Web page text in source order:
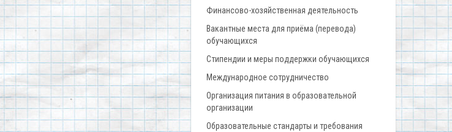
Финансово-хозяйственная деятельность
Вакантные места для приёма (перевода)
обучающихся
Стипендии и меры поддержки обучающихся
Международное сотрудничество
Организация питания в образовательной
организации
Образовательные стандарты и требования